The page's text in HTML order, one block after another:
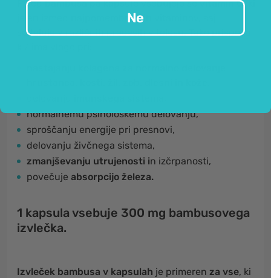
Poleg bambusa pa kapsule vsebujejo ševitamin C, ki
je en izmed najpomembnejših vitaminov, saj
sodeluje v različnih procesih v telesu. Tako prispeva
normalnemu psihološkemu delovanju,
sproščanju energije pri presnovi,
delovanju živčnega sistema,
zmanjševanju utrujenosti in izčrpanosti,
povečuje absorpcijo železa.
1 kapsula vsebuje 300 mg bambusovega
izvlečka.
Izvleček bambusa v kapsulah je primeren za vse, ki
Ne